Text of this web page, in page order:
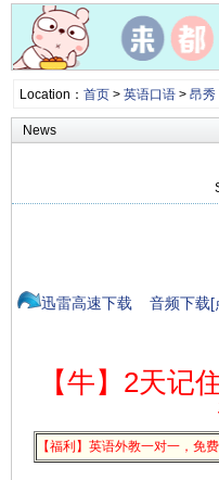
Location： 首页> 英语口语> 昂秀
News
迅雷高速下载 音频下载[
【牛】2天记
【福利】英语外教一对一，免